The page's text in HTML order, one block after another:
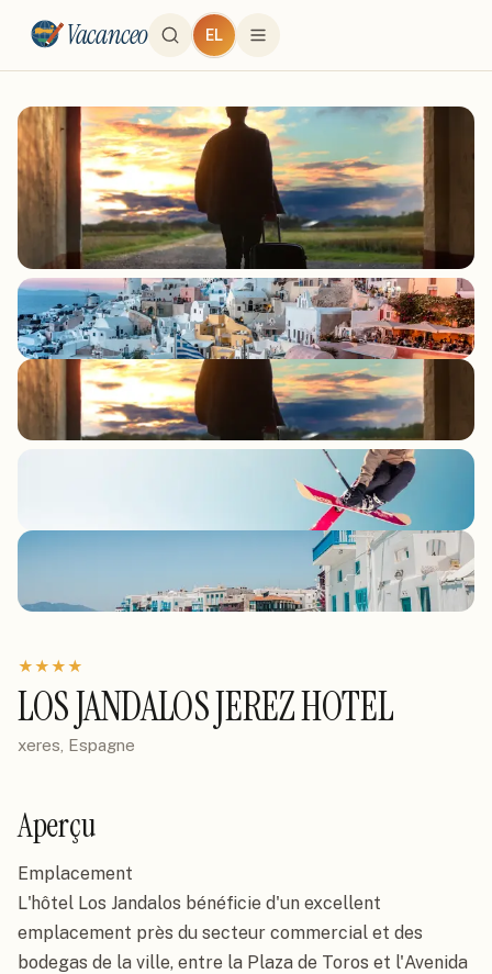
Vacanceo EL
★★★★
LOS JANDALOS JEREZ HOTEL
xeres, Espagne
Aperçu
Emplacement
L'hôtel Los Jandalos bénéficie d'un excellent
emplacement près du secteur commercial et des
bodegas de la ville, entre la Plaza de Toros et l'Avenida